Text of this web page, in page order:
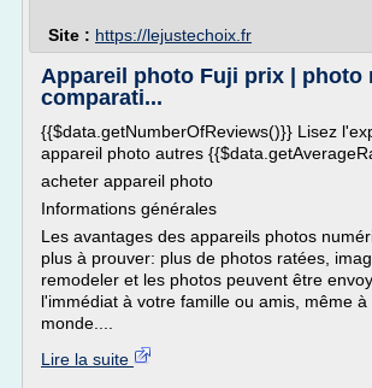
Site : https://lejustechoix.fr
Appareil photo Fuji prix | photo
comparati...
{{$data.getNumberOfReviews()}} Lisez
appareil photo autres
acheter appareil photo
Informations générales
Les avantages des appareils photos
plus à prouver: plus de photos ratées,
remodeler et les photos peuvent être
l'immédiat à votre famille ou amis, même
monde....
Lire la suite